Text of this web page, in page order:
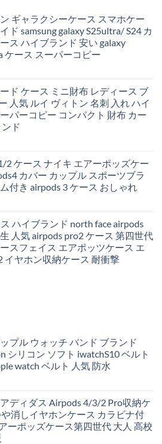
ギャラクシーケース スマホケー
ド samsung galaxy S25ultra/ S24 カ
ス ハイブランド 安い galaxy
ケース スーパーコピー
ド ケース ミニ財布 レディース ブ
人気 ルイ ヴィトン 名刺 入れ ハイ
パーコピー コンパクト 財布 カー
ンド
2 ケース ナイキ エアーポッズケー
カバー カップル スポーツブラ
付き airpods 3 ケース おしゃれ
ハイブランド north face airpods
人気 airpods pro2 ケース 第四世代
スフェイス エアポッツケース エ
イヤホン収納ケース 耐衝撃
プル ウォッチ バンド ブランド
シリコン ソフト iwatchS10 ベルト
watch ベルト 人気 防水
ディダス Airpods 4/3/2 Pro収納ケ
や消しイヤホンケース カラビナ付
ーポッズケース第四世代 大人 高校